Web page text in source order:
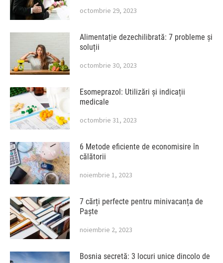
octombrie 29, 2023
Alimentație dezechilibrată: 7 probleme și
soluții
octombrie 30, 2023
Esomeprazol: Utilizări și indicații
medicale
octombrie 31, 2023
6 Metode eficiente de economisire în
călătorii
noiembrie 1, 2023
7 cărți perfecte pentru minivacanța de
Paște
noiembrie 2, 2023
Bosnia secretă: 3 locuri unice dincolo de